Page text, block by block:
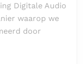
juiste
Digitale Audio
waarop we
door